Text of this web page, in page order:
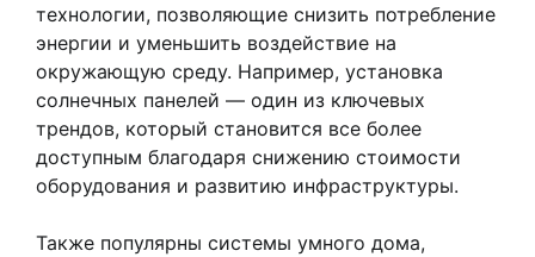
технологии, позволяющие снизить потребление
энергии и уменьшить воздействие на
окружающую среду. Например, установка
солнечных панелей — один из ключевых
трендов, который становится все более
доступным благодаря снижению стоимости
оборудования и развитию инфраструктуры.
Также популярны системы умного дома,